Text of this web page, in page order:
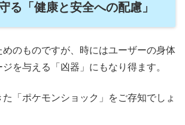
る「健康と安全への配慮」
のものですが、時にはユーザーの身体
を与える「凶器」にもなり得ます。
「ポケモンショック」をご存知でしょ